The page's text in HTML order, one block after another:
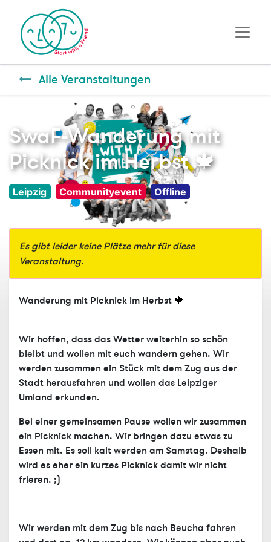
Alle Veranstaltungen
SwaF-Wanderung mit
Picknick im Herbst 🍁
Leipzig Communityevent Offline
Es gibt leider keine Plätze mehr für diese
Veranstaltung.
Wanderung mit Picknick im Herbst 🍁
Wir hoffen, dass das Wetter weiterhin so schön
bleibt und wollen mit euch wandern gehen. Wir
werden zusammen ein Stück mit dem Zug aus der
Stadt herausfahren und wollen das Leipziger
Umland erkunden.
Bei einer gemeinsamen Pause wollen wir zusammen
ein Picknick machen. Wir bringen dazu etwas zu
Essen mit. Es soll kalt werden am Samstag. Deshalb
wird es eher ein kurzes Picknick damit wir nicht
frieren. ;)
Wir werden mit dem Zug bis nach Beucha fahren